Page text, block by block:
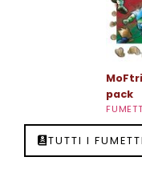
TUTTI I FUMETTI
MoFtri
pack